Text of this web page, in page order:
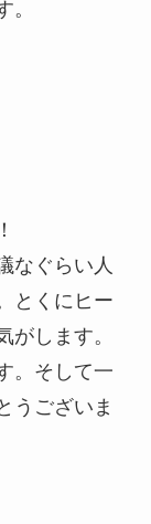
。
なぐらい人
とくにヒー
がします。
。そして一
うございま